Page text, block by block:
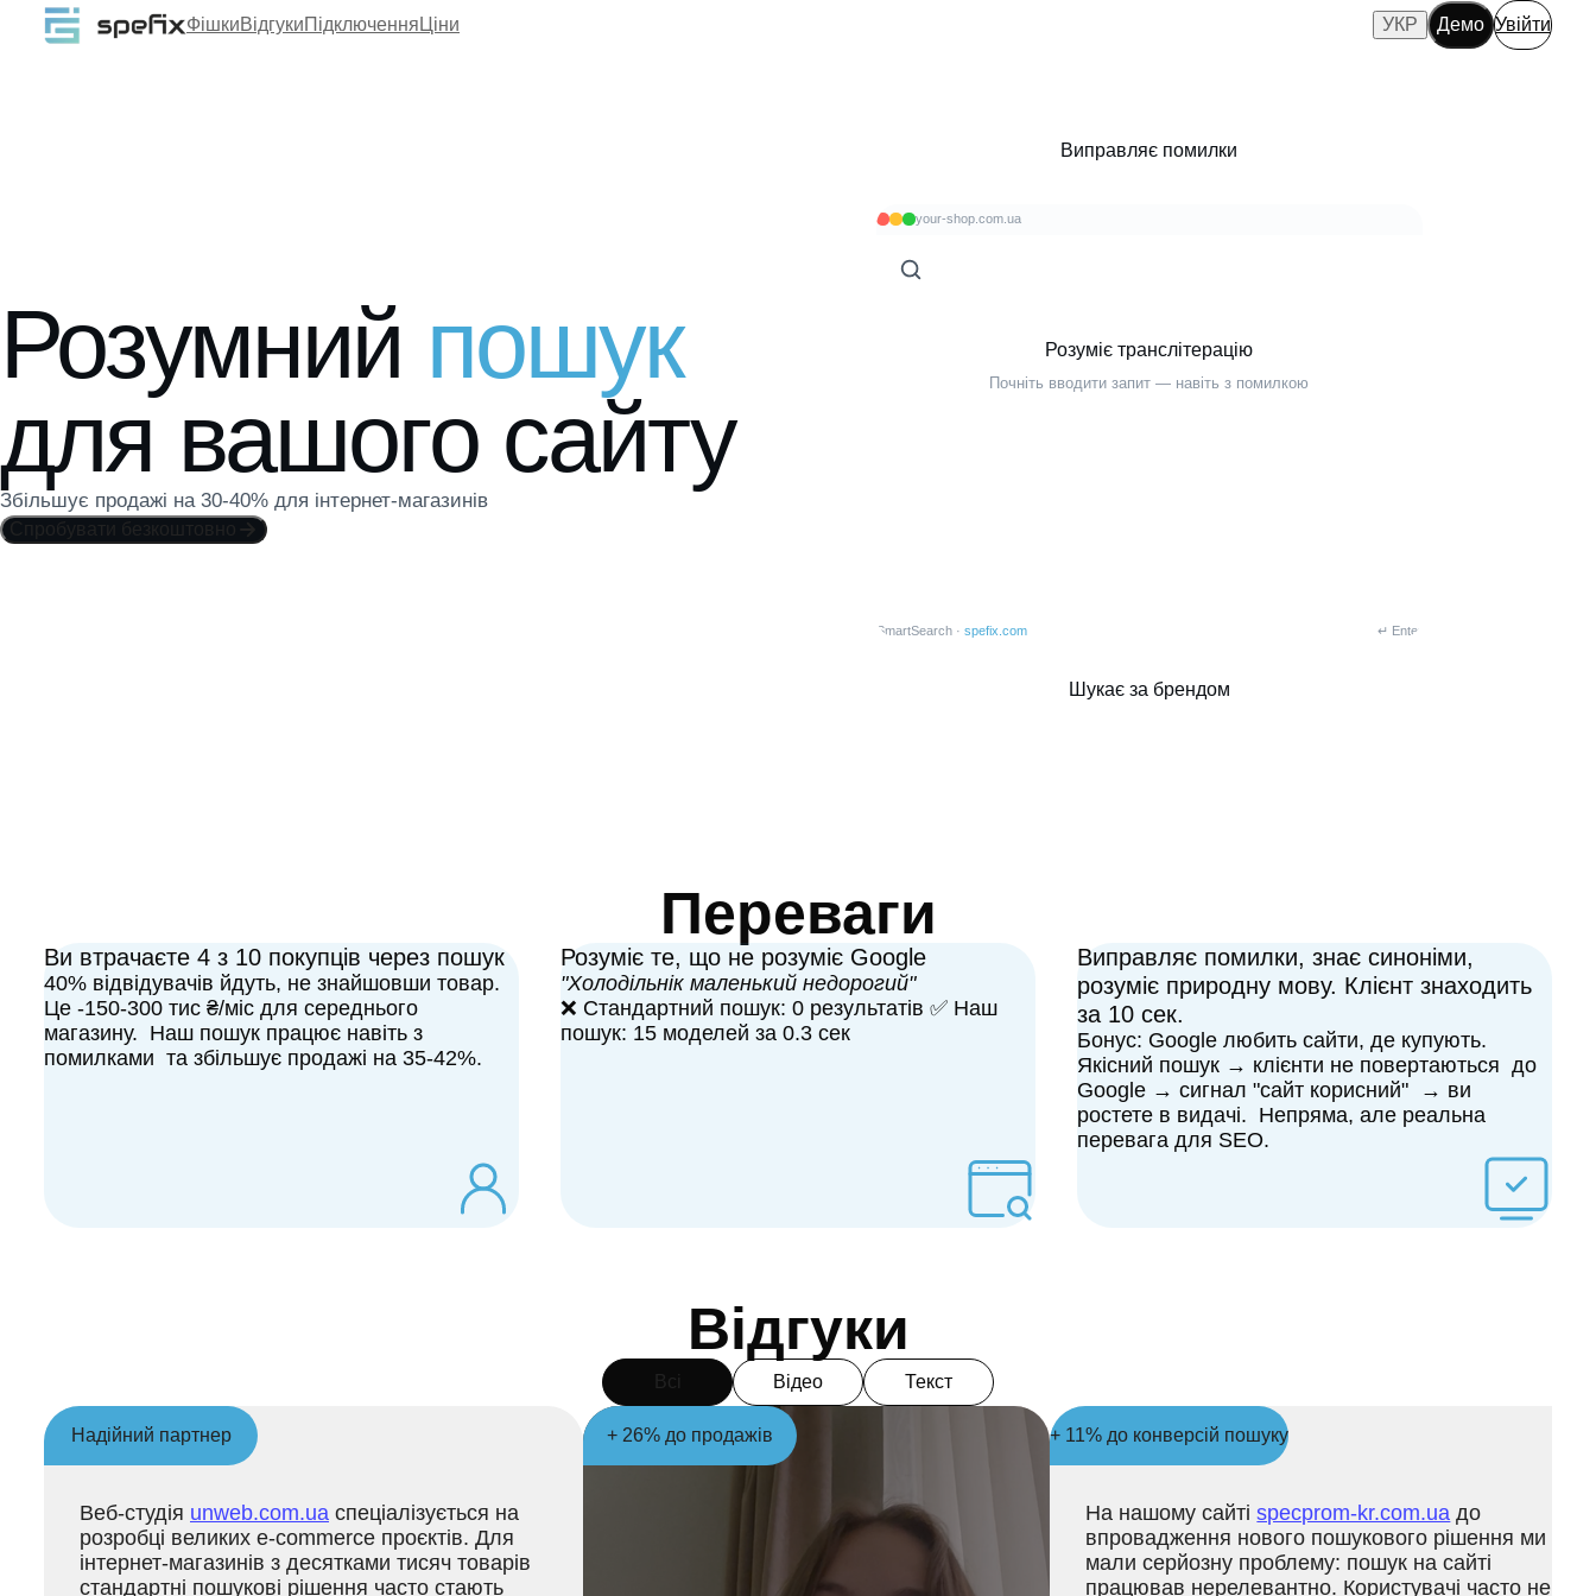
ФішкиВідгукиПідключення Ціни УКР Демо Увійти
Розумний пошук
для вашого сайту
Збільшує продажі на 30-40% для інтернет-магазинів
Спробувати безкоштовно
Виправляє помилки
Розуміє транслітерацію
Шукає за брендом
your-shop.com.ua
Почніть вводити запит — навіть з помилкою
SmartSearch · spefix.com ↵ Enter
Переваги
Ви втрачаєте 4 з 10 покупців через пошук
40% відвідувачів йдуть, не знайшовши товар.
Це -150-300 тис ₴/міс для середнього
магазину. Наш пошук працює навіть з
помилками та збільшує продажі на 35-42%.
Розуміє те, що не розуміє Google
"Холодільнік маленький недорогий"
❌ Стандартний пошук: 0 результатів ✅ Наш
пошук: 15 моделей за 0.3 сек
Виправляє помилки, знає синоніми,
розуміє природну мову. Клієнт знаходить
за 10 сек.
Бонус: Google любить сайти, де купують.
Якісний пошук → клієнти не повертаються до
Google → сигнал "сайт корисний" → ви
ростете в видачі. Непряма, але реальна
перевага для SEO.
Відгуки
Всі Відео Текст
Надійний партнер
Веб-студія unweb.com.ua спеціалізується на
розробці великих e-commerce проєктів. Для
інтернет-магазинів з десятками тисяч товарів
стандартні пошукові рішення часто стають
+ 26% до продажів + 11% до конверсій пошуку
На нашому сайтіspecprom-kr.com.ua до
впровадження нового пошукового рішення ми
мали серйозну проблему: пошук на сайті
працював нерелевантно. Користувачі часто не